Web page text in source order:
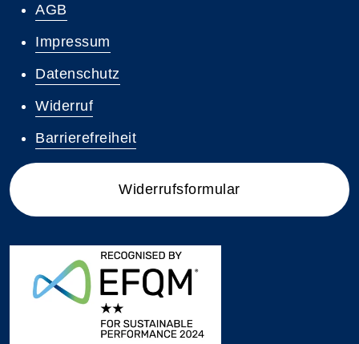
AGB
Impressum
Datenschutz
Widerruf
Barrierefreiheit
Widerrufsformular